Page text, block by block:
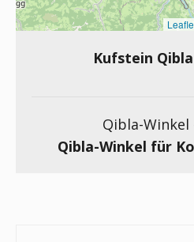
Kufstein
Qibla-Winkel
Qibla-Winkel für